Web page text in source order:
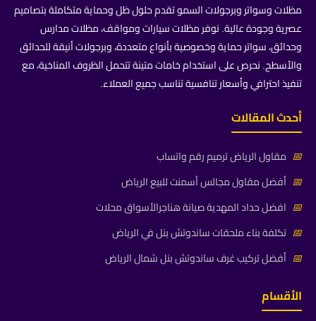
مظلات وسواتر وبرجولات السمو تقدم حلول ظل وحماية متكاملة بتصاميم
عصرية وجودة عالية. نوفر مظلات سيارات ومواقف، مظلات مدارس
وحدائق، سواتر حماية وخصوصية بأنواع متعددة، وبرجولات أنيقة للحدائق
والأسطح. نحرص على استخدام خامات متينة تتحمل الظروف المناخية، مع
تنفيذ احترافي وأسعار تنافسية تناسب جميع العملاء.
أحدث المقالات
📅 مقاول الرياض ترميم رقم واتساب
📅 أفضل مقاول مجالس أسمنت للبيع الرياض
📅 افضل حداد المهدية صيانة هناجرالأسواق محلات
📅 تكلفة بناء ملحقات ساندوتش بنل في الرياض
📅 أفضل تركيب غرف ساندوتش بنل شمال الرياض
الأقسام